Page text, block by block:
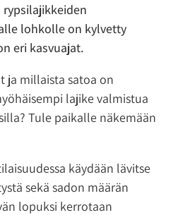
lohkolle on kylvetty
eri kasvuajat.
ja millaista satoa on
lajike valmistua
Tule paikalle näkemään
käydään lävitse
sekä sadon määrän
lopuksi kerrotaan